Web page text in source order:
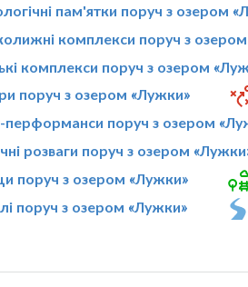
пам'ятки поруч з озером
комплекси поруч з
комплекси поруч з озером
поруч з озером «Лужки»
перформанси поруч з озером
розваги поруч з озером
поруч з озером «Лужки»
поруч з озером «Лужки»